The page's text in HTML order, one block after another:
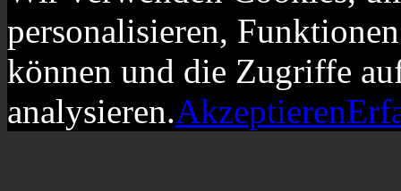
personalisieren,
können und die Zugriffe
analysieren.Akzeptieren